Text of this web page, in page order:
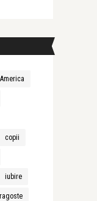
America
copii
iubire